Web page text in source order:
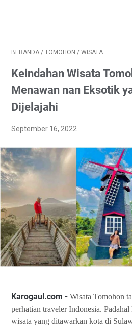
BERANDA / TOMOHON / WISATA
Keindahan Wisata
Menawan nan Eksotik
Dijelajahi
September 16, 2022
Karogaul.com - Wisata Tomohon
perhatian traveler Indonesia.
wisata yang ditawarkan kota di